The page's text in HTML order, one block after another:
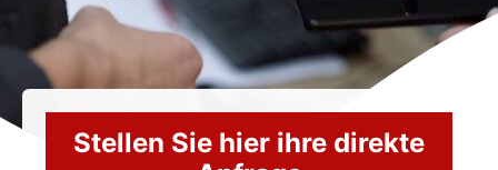
Stellen Sie hier ihre direkte